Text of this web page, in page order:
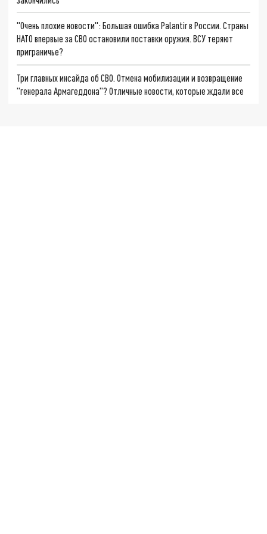
"Очень плохие новости": Большая ошибка Palantir в России. Страны
НАТО впервые за СВО остановили поставки оружия. ВСУ теряют
приграничье?
Три главных инсайда об СВО. Отмена мобилизации и возвращение
"генерала Армагеддона"? Отличные новости, которые ждали все